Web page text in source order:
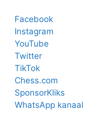
Facebook
Instagram
YouTube
Twitter
TikTok
Chess.com
SponsorKliks
WhatsApp kanaal